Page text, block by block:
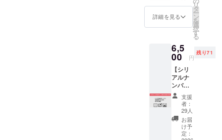
シャル
イト名
前掲載
受け画
像 ・活
動報告
ブログ
招待
る場合
いま
す。そ
スター
のテン
ポ
（BPM
）、音
程に変
化が生
じる場
合がご
ざいま
す。 ま
た、摩
定) ・活
動報告
け画像
ブ会場
をイ
景がご
ざいま
す。中
身を入
れ替え
て楽し
むこと
ができ
ます。
限定の
活動報
告ブロ
）で
す。 卓
上に置
けるサ
おしゃ
れなデ
ザイン
クロッ
クにな
りま
す。 限
定の活
動報告
ブログ
にご招
待しま
詳細を見る
リ
タ
ー
ン
を
選
択
す
る
6,5
00 円
残り71
【シリ
アルナ
ンバー
付きワ
コンピ3
オリジ
ナル
ドッグ
タグ】
支援
者：
29人
お届
け予
定：